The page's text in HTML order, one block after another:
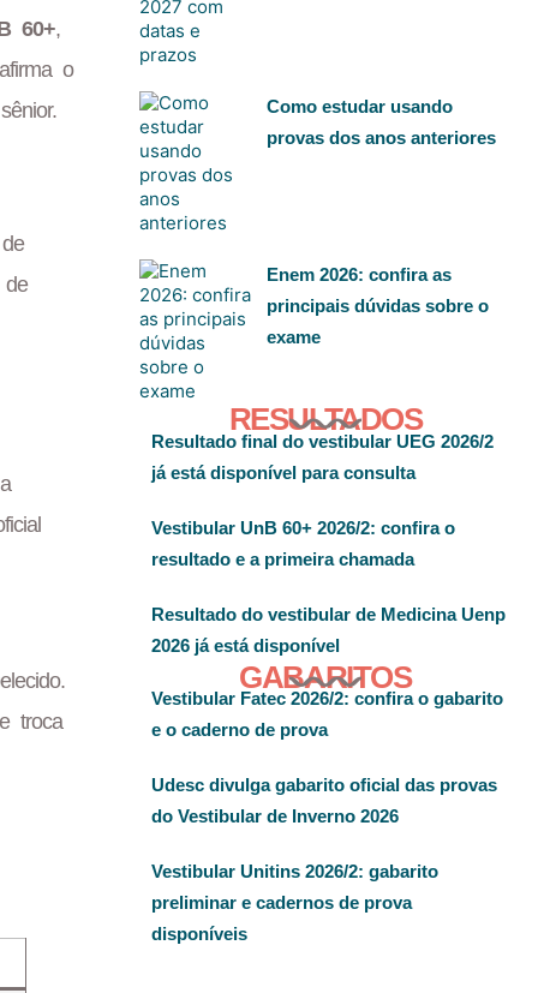
60+,
o
de
troca
Como estudar usando
provas dos anos anteriores
Enem 2026: confira as
principais dúvidas sobre o
exame
RESULTADOS
Resultado final do vestibular UEG 2026/2
já está disponível para consulta
Vestibular UnB 60+ 2026/2: confira o
resultado e a primeira chamada
Resultado do vestibular de Medicina Uenp
2026 já está disponível
GABARITOS
Vestibular Fatec 2026/2: confira o gabarito
e o caderno de prova
Udesc divulga gabarito oficial das provas
do Vestibular de Inverno 2026
Vestibular Unitins 2026/2: gabarito
preliminar e cadernos de prova
disponíveis